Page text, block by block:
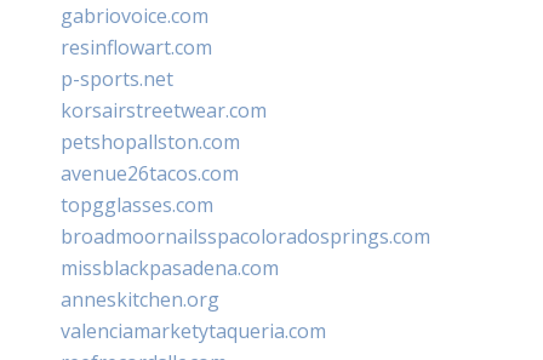
gabriovoice.com
resinflowart.com
p-sports.net
korsairstreetwear.com
petshopallston.com
avenue26tacos.com
topgglasses.com
broadmoornailsspacoloradosprings.com
missblackpasadena.com
anneskitchen.org
valenciamarketytaqueria.com